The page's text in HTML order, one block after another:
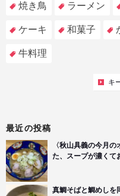
焼き鳥 ラーメン
ケーキ 和菓子
牛料理
キ
最近の投稿
〈秋山具義の今月
た、スープが濃くて
真鯛そばと鯛めしを